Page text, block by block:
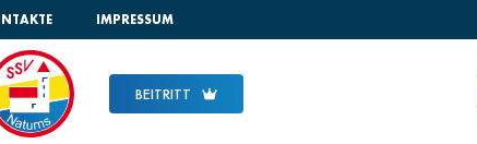
IMPRESSUM
BEITRITT